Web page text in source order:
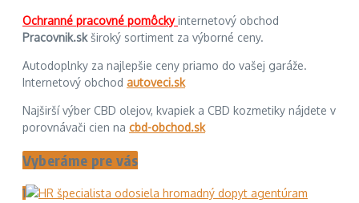
Ochranné pracovné pomôckyinternetový obchod
Pracovnik.skširoký sortiment za výborné ceny.
Autodoplnky za najlepšie ceny priamo do vašej garáže.
Internetový obchod autoveci.sk
Najširší výber CBD olejov, kvapiek a CBD kozmetiky nájdete v
porovnávači cien na cbd-obchod.sk
Vyberáme pre vás
1